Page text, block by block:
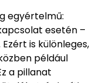
egyértelmű:
esetén –
is különleges,
például
a pillanat